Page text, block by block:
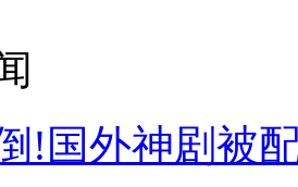
!国外神剧被